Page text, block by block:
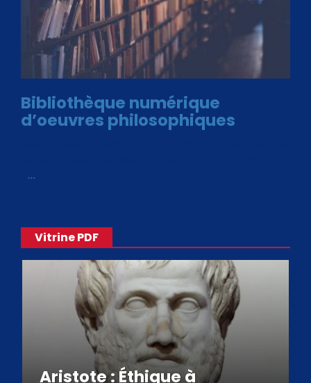
Bibliothèque numérique
d’oeuvres philosophiques
…
Vitrine PDF
Aristote : Éthique à